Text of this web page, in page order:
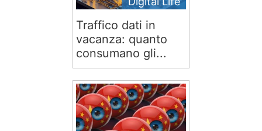
Traffico dati in
vacanza: quanto
consumano gli...